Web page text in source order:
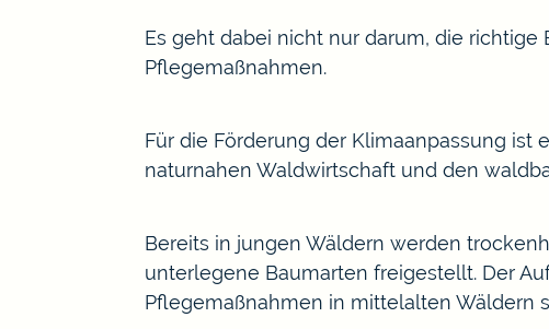
Es geht dabei nicht nur darum, die
Pflegemaßnahmen.
Für die Förderung der Klimaanpassung
naturnahen Waldwirtschaft und den
Bereits in jungen Wäldern werden
unterlegene Baumarten freigestellt. Der
Pflegemaßnahmen in mittelalten Wäldern